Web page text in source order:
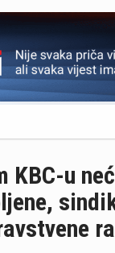
OGLAS
KBC-u